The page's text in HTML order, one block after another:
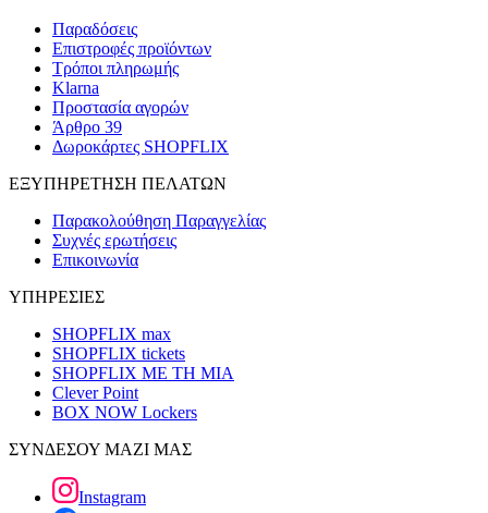
Παραδόσεις
Επιστροφές προϊόντων
Τρόποι πληρωμής
Klarna
Προστασία αγορών
Άρθρο 39
Δωροκάρτες SHOPFLIX
ΕΞΥΠΗΡΕΤΗΣΗ ΠΕΛΑΤΩΝ
Παρακολούθηση Παραγγελίας
Συχνές ερωτήσεις
Επικοινωνία
ΥΠΗΡΕΣΙΕΣ
SHOPFLIX max
SHOPFLIX tickets
SHOPFLIX ΜΕ ΤΗ ΜΙΑ
Clever Point
BOX NOW Lockers
ΣΥΝΔΕΣΟΥ ΜΑΖΙ ΜΑΣ
Instagram